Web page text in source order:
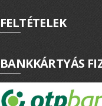
FELTÉTELEK
BANKKÁRTYÁS